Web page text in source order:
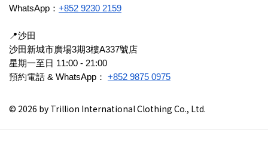
WhatsApp： +852 9230 2159
📍沙田
沙田新城市廣場3期3樓A337號店
星期一至日 11:00 - 21:00
預約電話 & WhatsApp： +852 9875 0975
© 2026 by Trillion International Clothing Co., Ltd.